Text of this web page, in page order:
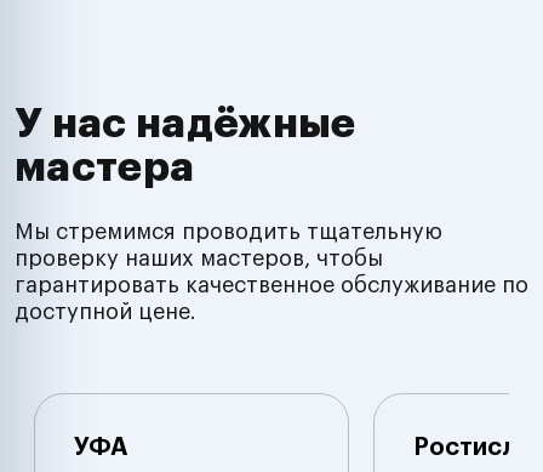
У нас надёжные
мастера
Мы стремимся проводить тщательную
проверку наших мастеров, чтобы
гарантировать качественное обслуживание по
доступной цене.
УФА Ростислав